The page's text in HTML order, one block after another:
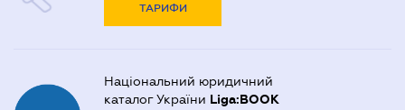
ТАРИФИ
Національний юридичний
каталог України Liga:BOOK